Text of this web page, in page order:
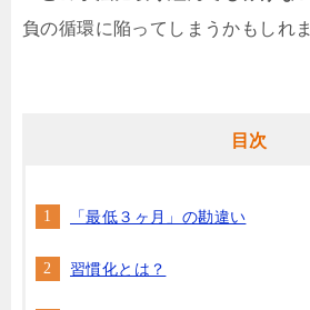
負の循環に陥ってしまうかもしれ
目次
「最低３ヶ月」の勘違い
習慣化とは？